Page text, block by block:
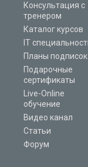
Консультация с
тренером
Каталог курсов
IT
Планы подписок
Подарочные
сертификаты
Live-Online
обучение
Видео канал
Статьи
Форум